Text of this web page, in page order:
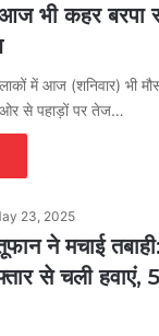
आज भी कहर
में आज (शनिवार) भी
ओर से पहाड़ों पर तेज…
23, 2025
ने मचाई
से चली हवाएं,